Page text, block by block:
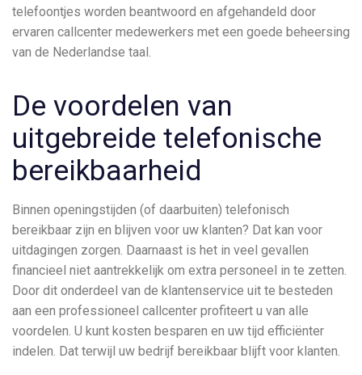
telefoontjes worden beantwoord en afgehandeld door
ervaren callcenter medewerkers met een goede beheersing
van de Nederlandse taal.
De voordelen van
uitgebreide telefonische
bereikbaarheid
Binnen openingstijden (of daarbuiten) telefonisch
bereikbaar zijn en blijven voor uw klanten? Dat kan voor
uitdagingen zorgen. Daarnaast is het in veel gevallen
financieel niet aantrekkelijk om extra personeel in te zetten.
Door dit onderdeel van de klantenservice uit te besteden
aan een professioneel callcenter profiteert u van alle
voordelen. U kunt kosten besparen en uw tijd efficiënter
indelen. Dat terwijl uw bedrijf bereikbaar blijft voor klanten.